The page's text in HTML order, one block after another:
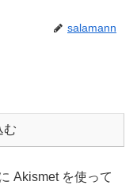
salamann
む
Akismet を使って